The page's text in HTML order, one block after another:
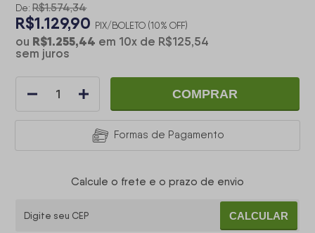
De: R$1.574,34
R$1.129,90 PIX/BOLETO (10% OFF)
ou R$1.255,44 em 10x de R$125,54
sem juros
COMPRAR
Formas de Pagamento
Calcule o frete e o prazo de envio
CALCULAR